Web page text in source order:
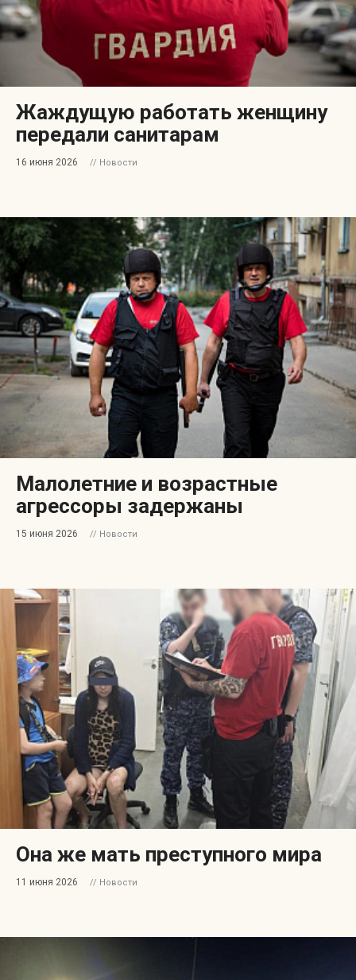
Жаждущую работать женщину
передали санитарам
16 июня 2026 // Новости
Малолетние и возрастные
агрессоры задержаны
15 июня 2026 // Новости
Она же мать преступного мира
11 июня 2026 // Новости